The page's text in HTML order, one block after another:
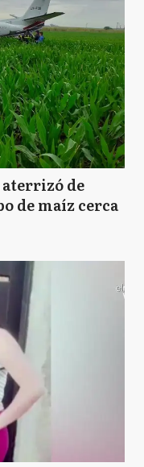
aterrizó de
de maíz cerca